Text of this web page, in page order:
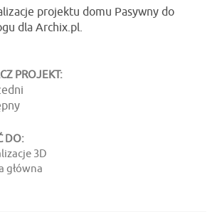
projektu domu Pasywny do
dla Archix.pl.
PROJEKT:
DO:
3D
główna